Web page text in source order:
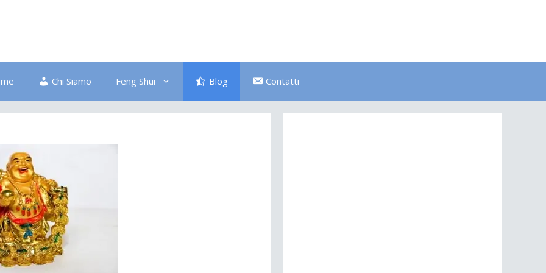
Chi Siamo Feng Shui
Bagno Bambini
Blog Contatti